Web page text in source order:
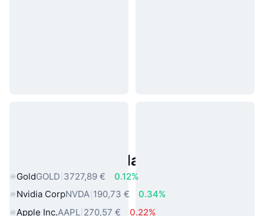
Asset reali popolari
GoldGOLD 3727,89 €
0.12%
Nvidia CorpNVDA 190,73 €
0.34%
Apple Inc.AAPL 270,57 € 0.22%